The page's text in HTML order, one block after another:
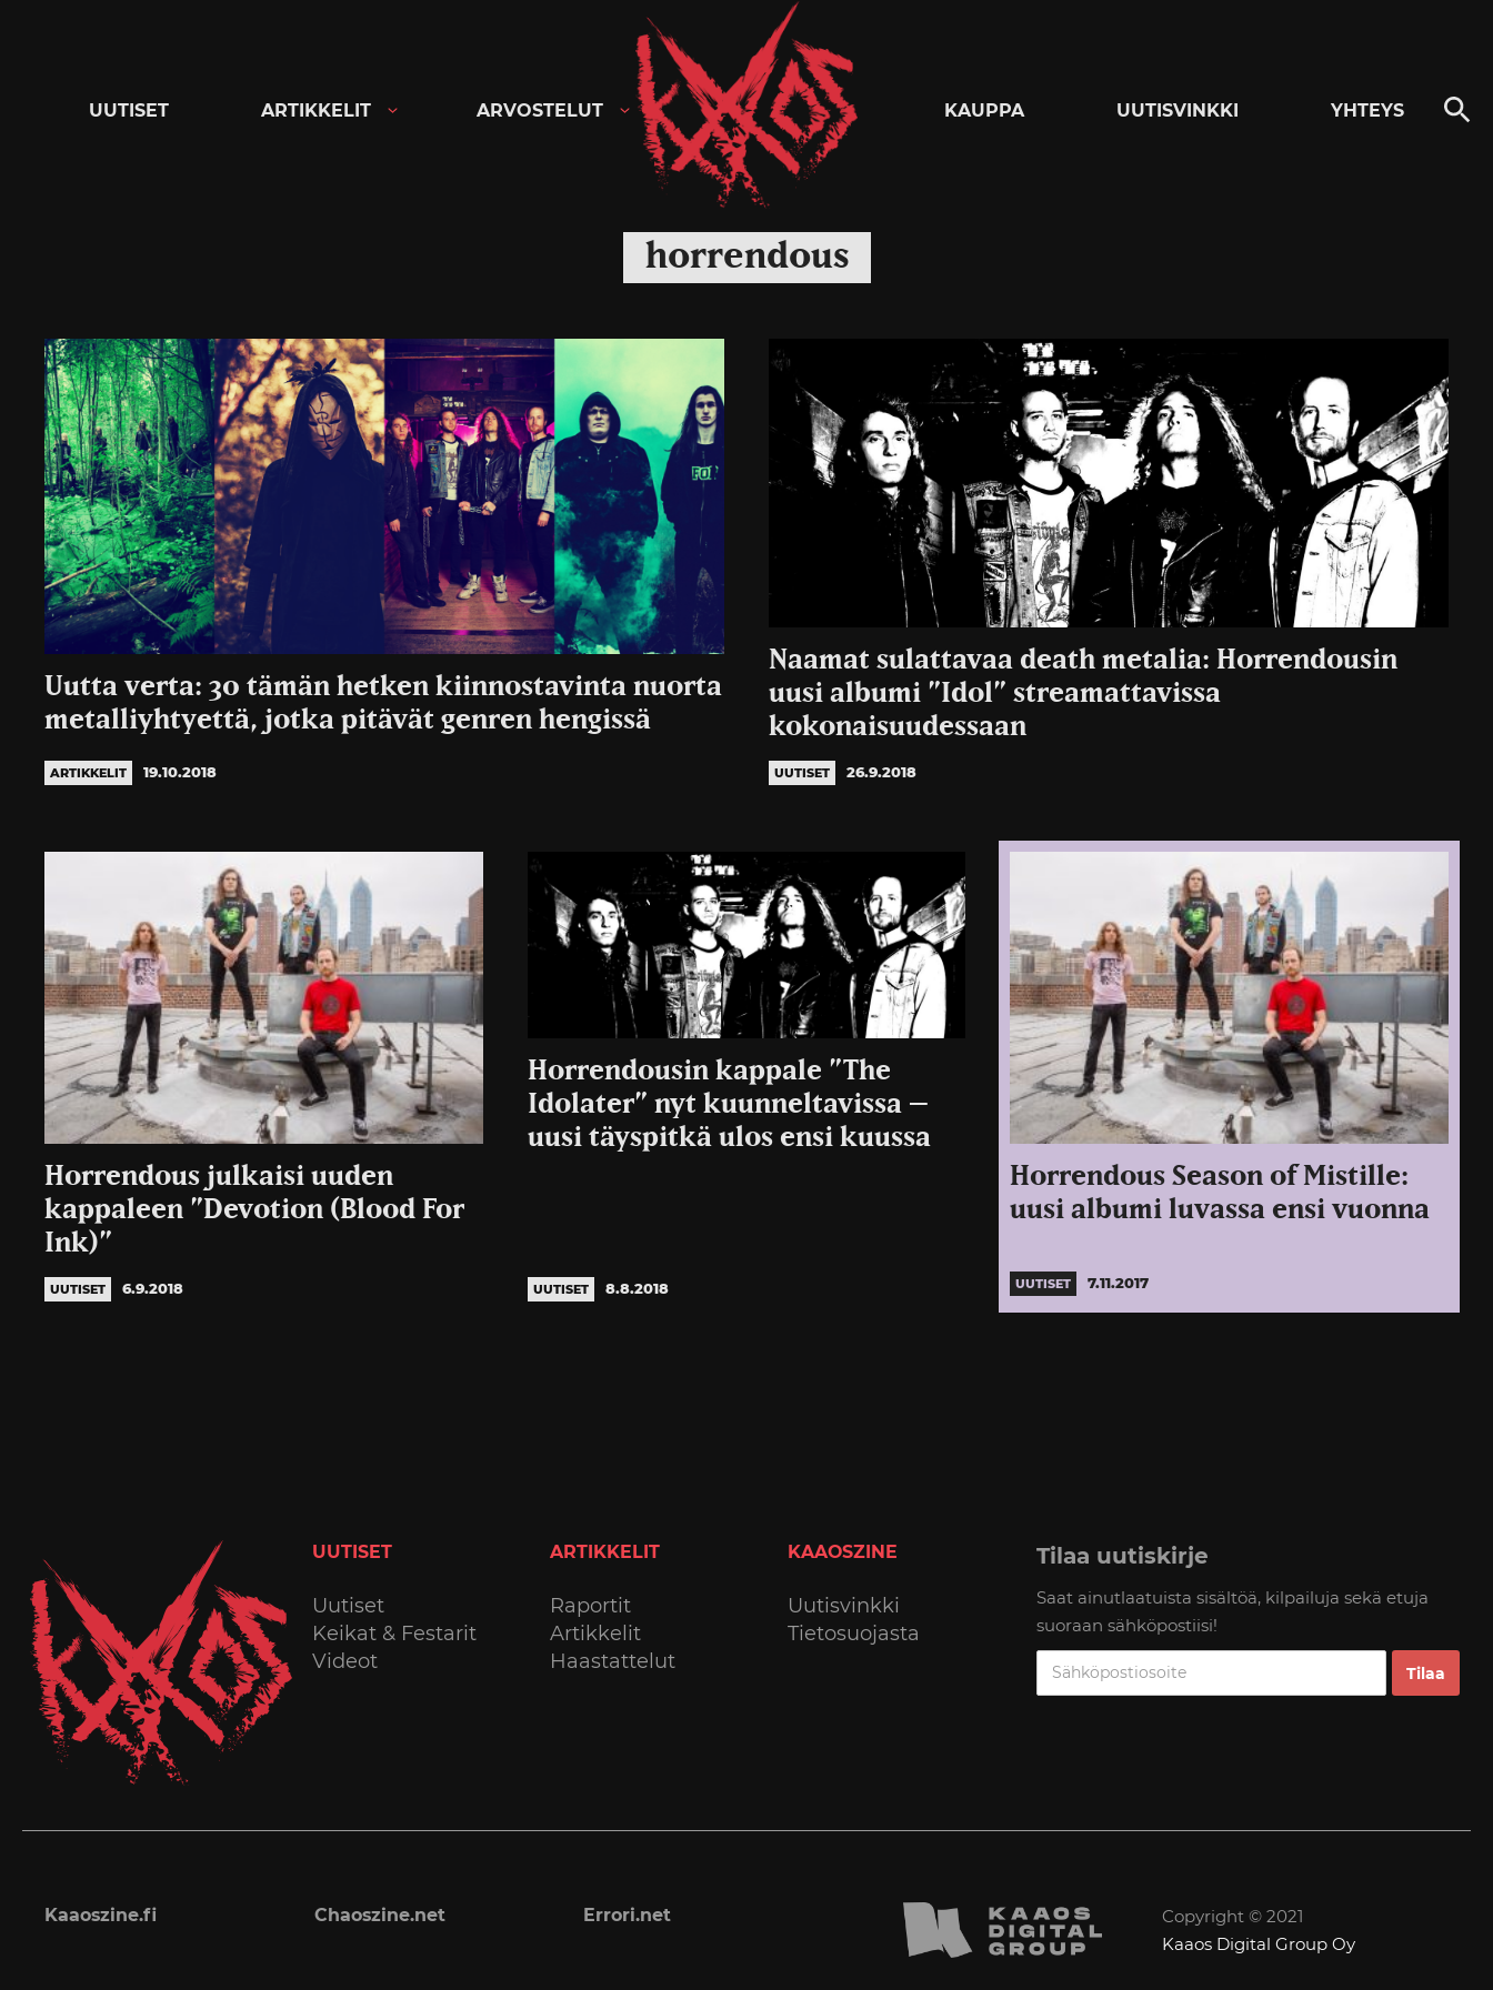
Kaaoszine
UUTISET ARTIKKELIT ARVOSTELUT KAUPPA UUTISVINKKI YHTEYS
horrendous
Uutta verta: 30 tämän hetken kiinnostavinta nuorta
metalliyhtyettä, jotka pitävät genren hengissä
ARTIKKELIT 19.10.2018
Naamat sulattavaa death metalia: Horrendousin
uusi albumi ”Idol” streamattavissa
kokonaisuudessaan
UUTISET 26.9.2018
Horrendous julkaisi uuden
kappaleen ”Devotion (Blood For
Ink)”
UUTISET 6.9.2018
Horrendousin kappale ”The
Idolater” nyt kuunneltavissa –
uusi täyspitkä ulos ensi kuussa
UUTISET 8.8.2018
Horrendous Season of Mistille:
uusi albumi luvassa ensi vuonna
UUTISET 7.11.2017
UUTISET
Uutiset
Keikat & Festarit
Videot
ARTIKKELIT
Raportit
Artikkelit
Haastattelut
KAAOSZINE
Uutisvinkki
Tietosuojasta
Tilaa uutiskirje
Saat ainutlaatuista sisältöä, kilpailuja sekä etuja
suoraan sähköpostiisi!
Kaaoszine.fi Chaoszine.net Errori.net
Copyright © 2021
Kaaos Digital Group Oy